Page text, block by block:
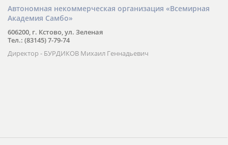
Автономная некоммерческая организация «Всемирная
Академия Самбо»
606200, г. Кстово, ул. Зеленая
Тел.: (83145) 7-79-74
Директор - БУРДИКОВ Михаил Геннадьевич